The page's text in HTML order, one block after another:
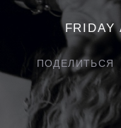
FRIDAY
ПОДЕЛИТЬСЯ